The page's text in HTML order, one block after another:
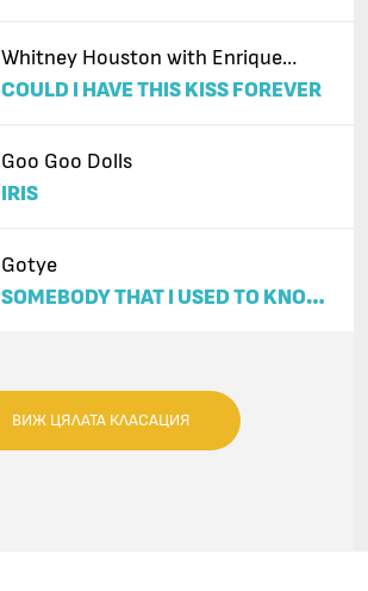
Whitney Houston with Enrique
Iglesias
COULD I HAVE THIS KISS FOREVER
Goo Goo Dolls
IRIS
Gotye
SOMEBODY THAT I USED TO KNOW
ВИЖ ЦЯЛАТА КЛАСАЦИЯ